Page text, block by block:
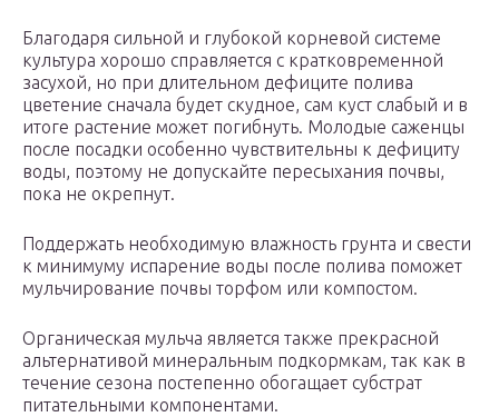
Благодаря сильной и глубокой корневой системе
культура хорошо справляется с кратковременной
засухой, но при длительном дефиците полива
цветение сначала будет скудное, сам куст слабый и в
итоге растение может погибнуть. Молодые саженцы
после посадки особенно чувствительны к дефициту
воды, поэтому не допускайте пересыхания почвы,
пока не окрепнут.
Поддержать необходимую влажность грунта и свести
к минимуму испарение воды после полива поможет
мульчирование почвы торфом или компостом.
Органическая мульча является также прекрасной
альтернативой минеральным подкормкам, так как в
течение сезона постепенно обогащает субстрат
питательными компонентами.